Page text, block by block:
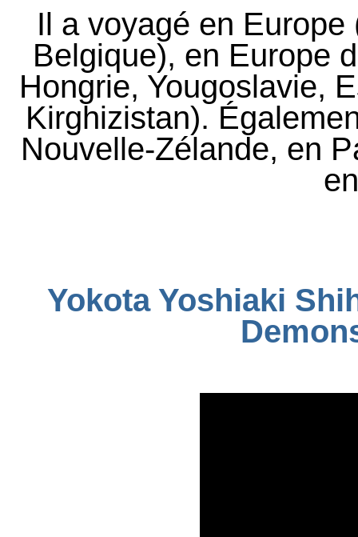
Il a voyagé en
Belgique), en Europe
Hongrie, Yougoslavie,
Kirghizistan).
Nouvelle-Zélande, en
Yokota Yoshiaki